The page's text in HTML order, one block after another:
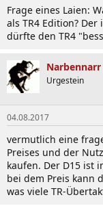
Frage eines Laien:
als TR4 Edition?
dürfte den TR4
Narbennarr
Urgestein
04.08.2017
vermutlich eine
Preises und der
kaufen. Der D15 ist
bei dem Preis kann
was viele TR-